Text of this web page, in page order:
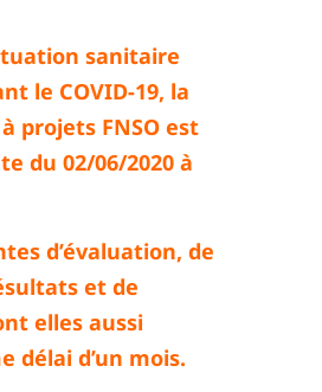
sanitaire
le COVID-19, la
projets FNSO est
du 02/06/2020 à
d’évaluation, de
et de
elles aussi
délai d’un mois.